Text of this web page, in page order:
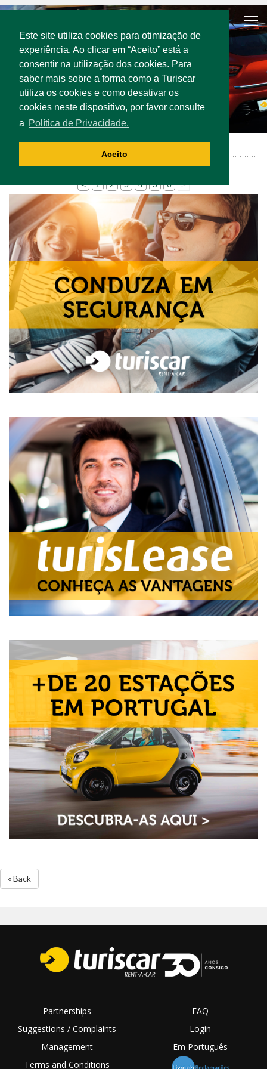
Este site utiliza cookies para otimização de
experiência. Ao clicar em “Aceito” está a
consentir na utilização dos cookies. Para
saber mais sobre a forma como a Turiscar
utiliza os cookies e como desativar os
cookies neste dispositivo, por favor consulte
a Política de Privacidade.
Aceito
News
< 1 2 3 4 5 6 >
« Back
Partnerships
Suggestions / Complaints
Management
Terms and Conditions
FAQ
Login
Em Português